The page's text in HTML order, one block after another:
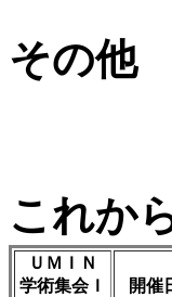
その他
これか
ＵＭＩＮ
学術集会Ｉ
開催